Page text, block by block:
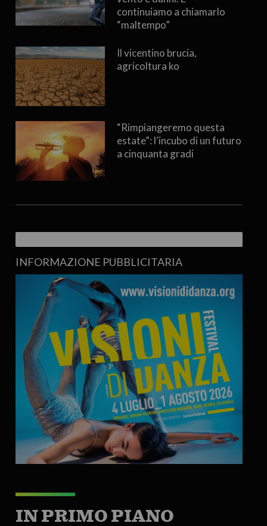
continuiamo a chiamarlo
“maltempo”
Il vicentino brucia,
agricoltura ko
“Rimpiangeremo questa
estate”: l’incubo di un futuro
a cinquanta gradi
INFORMAZIONE PUBBLICITARIA
IN PRIMO PIANO